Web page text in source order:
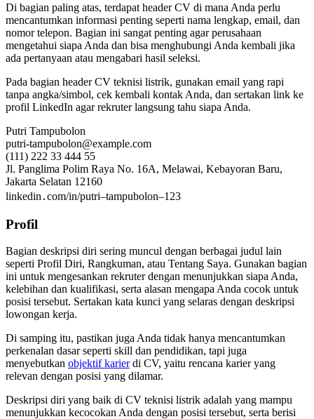
Di bagian paling atas, terdapat header CV di mana Anda perlu
mencantumkan informasi penting seperti nama lengkap, email, dan
nomor telepon. Bagian ini sangat penting agar perusahaan
mengetahui siapa Anda dan bisa menghubungi Anda kembali jika
ada pertanyaan atau mengabari hasil seleksi.
Pada bagian header CV teknisi listrik, gunakan email yang rapi
tanpa angka/simbol, cek kembali kontak Anda, dan sertakan link ke
profil LinkedIn agar rekruter langsung tahu siapa Anda.
Putri Tampubolon
putri-tampubolon@example.com
(111) 222 33 444 55
Jl. Panglima Polim Raya No. 16A, Melawai, Kebayoran Baru,
Jakarta Selatan 12160
linkedin․com/in/putri–tampubolon–123
Profil
Bagian deskripsi diri sering muncul dengan berbagai judul lain
seperti Profil Diri, Rangkuman, atau Tentang Saya. Gunakan bagian
ini untuk mengesankan rekruter dengan menunjukkan siapa Anda,
kelebihan dan kualifikasi, serta alasan mengapa Anda cocok untuk
posisi tersebut. Sertakan kata kunci yang selaras dengan deskripsi
lowongan kerja.
Di samping itu, pastikan juga Anda tidak hanya mencantumkan
perkenalan dasar seperti skill dan pendidikan, tapi juga
menyebutkan objektif karierdi CV, yaitu rencana karier yang
relevan dengan posisi yang dilamar.
Deskripsi diri yang baik di CV teknisi listrik adalah yang mampu
menunjukkan kecocokan Anda dengan posisi tersebut, serta berisi